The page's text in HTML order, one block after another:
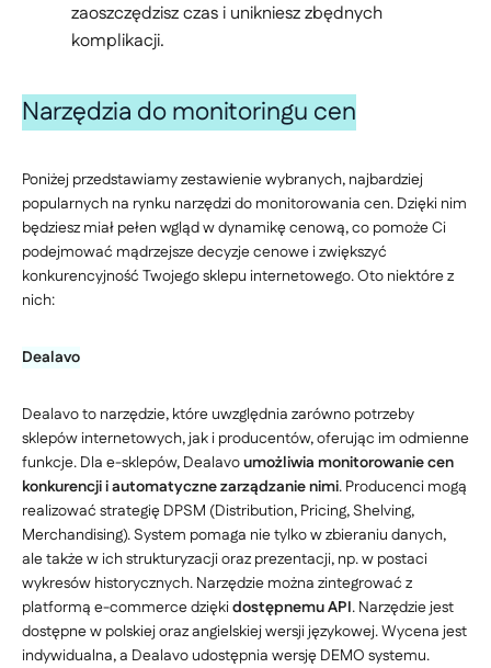
zaoszczędzisz czas i unikniesz zbędnych
komplikacji.
Narzędzia do monitoringu cen
Poniżej przedstawiamy zestawienie wybranych, najbardziej
popularnych na rynku narzędzi do monitorowania cen. Dzięki nim
będziesz miał pełen wgląd w dynamikę cenową, co pomoże Ci
podejmować mądrzejsze decyzje cenowe i zwiększyć
konkurencyjność Twojego sklepu internetowego. Oto niektóre z
nich:
Dealavo
Dealavo to narzędzie, które uwzględnia zarówno potrzeby
sklepów internetowych, jak i producentów, oferując im odmienne
funkcje. Dla e-sklepów, Dealavoumożliwia monitorowanie cen
konkurencji i automatyczne zarządzanie nimi. Producenci mogą
realizować strategię DPSM (Distribution, Pricing, Shelving,
Merchandising). System pomaga nie tylko w zbieraniu danych,
ale także w ich strukturyzacji oraz prezentacji, np. w postaci
wykresów historycznych. Narzędzie można zintegrować z
platformą e-commerce dziękidostępnemu API. Narzędzie jest
dostępne w polskiej oraz angielskiej wersji językowej. Wycena jest
indywidualna, a Dealavo udostępnia wersję DEMO systemu.